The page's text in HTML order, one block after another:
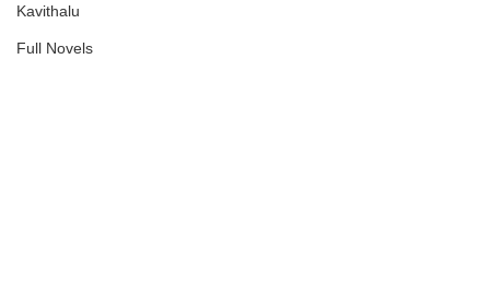
Kavithalu
Full Novels